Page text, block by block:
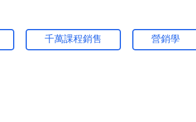
千萬課程銷售 營銷學